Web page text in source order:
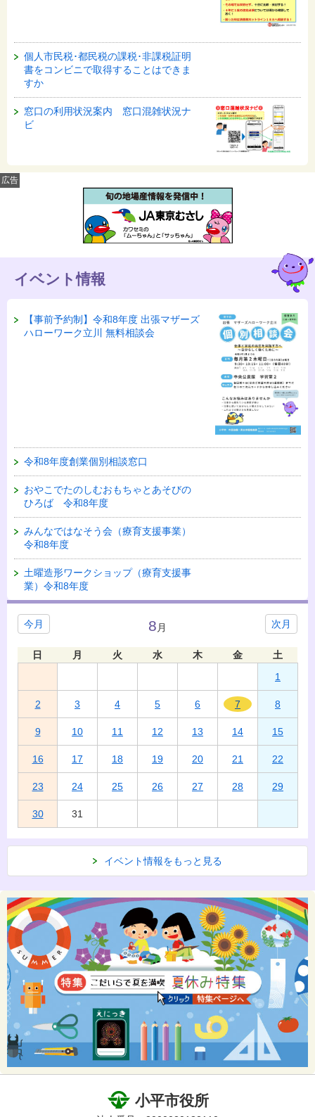
個人市民税･都民税の課税･非課税証明
書をコンビニで取得することはできま
すか
窓口の利用状況案内 窓口混雑状況ナ
ビ
広告
イベント情報
【事前予約制】令和8年度 出張マザーズ
ハローワーク立川 無料相談会
令和8年度創業個別相談窓口
おやこでたのしむおもちゃとあそびの
ひろば 令和8年度
みんなではなそう会（療育支援事業）
令和8年度
土曜造形ワークショップ（療育支援事
業）令和8年度
今月 次月
8 月
日 月 火 水 木 金
土
1
2 3 4 5 6 7 8
9 10 11 12 13 14 15
16 17 18 19 20 21 22
23 24 25 26 27 28 29
30 31
イベント情報をもっと見る
小平市役所